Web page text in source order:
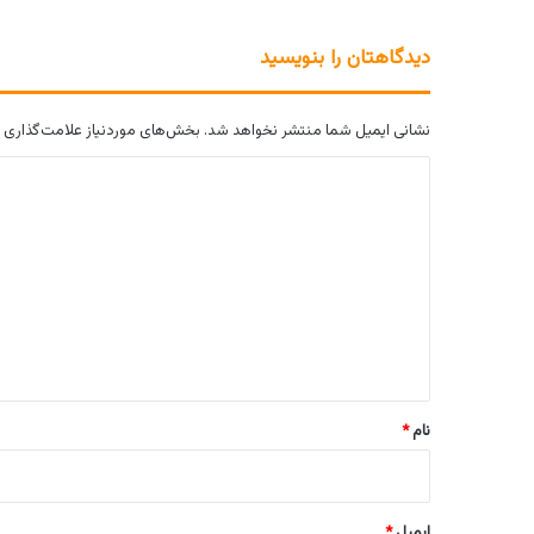
دیدگاهتان را بنویسید
نشانی ایمیل شما منتشر نخواهد شد. بخش‌های موردنیاز
نام*